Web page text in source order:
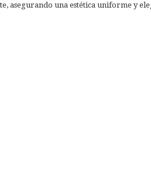
asegurando una estética uniforme y